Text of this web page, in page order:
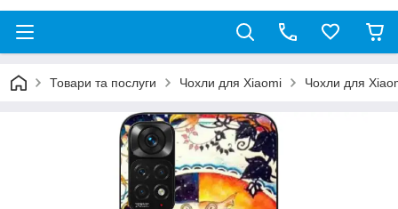
Товари та послуги Чохли для Xiaomi Чохли для